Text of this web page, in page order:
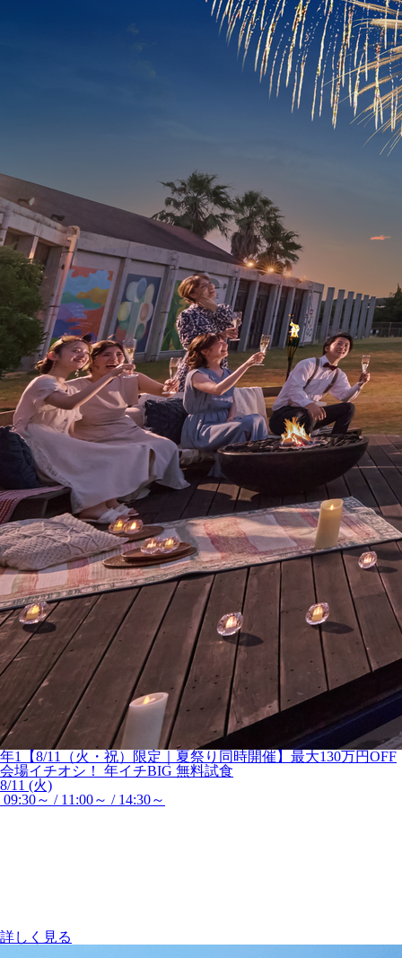
年1【8/11（火・祝）限定｜夏祭り同時開催】最大130万円OFF
会場イチオシ！
年イチBIG 無料試食
8/11 (火)
09:30～ / 11:00～ / 14:30～
詳しく見る